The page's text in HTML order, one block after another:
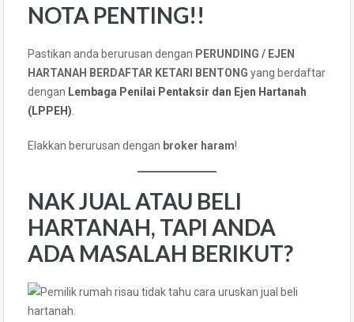
NOTA PENTING!!
Pastikan anda berurusan dengan PERUNDING / EJEN
HARTANAH BERDAFTAR KETARI BENTONG yang berdaftar
dengan Lembaga Penilai Pentaksir dan Ejen Hartanah
(LPPEH)
Elakkan berurusan dengan broker haram!
NAK JUAL ATAU BELI
HARTANAH, TAPI ANDA
ADA MASALAH BERIKUT?